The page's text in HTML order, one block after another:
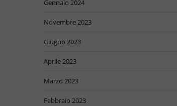
Gennaio 2024
Novembre 2023
Giugno 2023
Aprile 2023
Marzo 2023
Febbraio 2023